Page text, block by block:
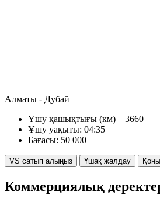
Алматы - Дубай
Ұшу қашықтығы (км) – 3660
Ұшу уақыты: 04:35
Бағасы: 50 000
VS сатып алыңыз Ұшақ жалдау
Коммерциялық